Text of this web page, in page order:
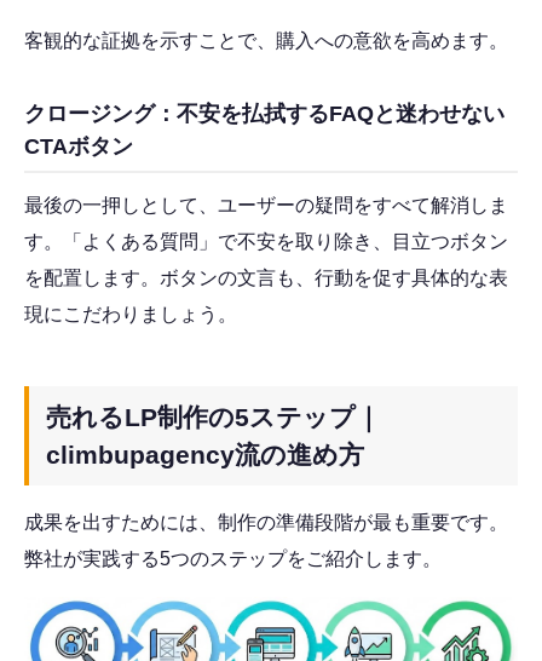
客観的な証拠を示すことで、購入への意欲を高めます。
クロージング：不安を払拭するFAQと迷わせない
CTAボタン
最後の一押しとして、ユーザーの疑問をすべて解消しま
す。「よくある質問」で不安を取り除き、目立つボタン
を配置します。ボタンの文言も、行動を促す具体的な表
現にこだわりましょう。
売れるLP制作の5ステップ｜
climbupagency流の進め方
成果を出すためには、制作の準備段階が最も重要です。
弊社が実践する5つのステップをご紹介します。